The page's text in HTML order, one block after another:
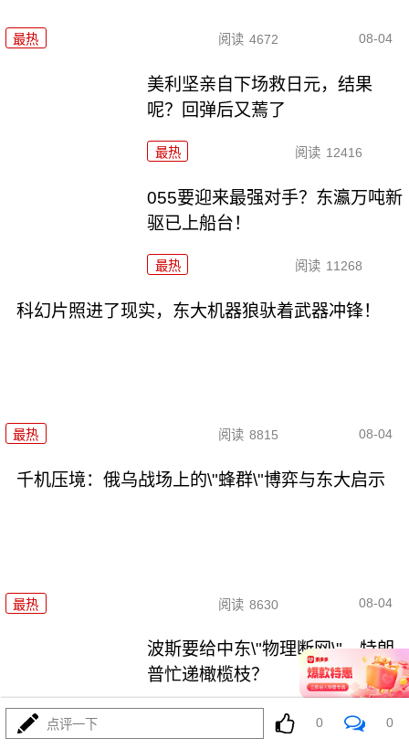
最热 阅读 4672 08-04
美利坚亲自下场救日元，结果
呢？回弹后又蔫了
最热 阅读 12416
055要迎来最强对手？东瀛万吨新
驱已上船台！
最热 阅读 11268
科幻片照进了现实，东大机器狼驮着武器冲锋！
最热 阅读 8815 08-04
千机压境：俄乌战场上的\"蜂群\"博弈与东大启示
最热 阅读 8630 08-04
波斯要给中东\"物理断网\"，特朗
普忙递橄榄枝？
阅读 7303
点评一下 0 0